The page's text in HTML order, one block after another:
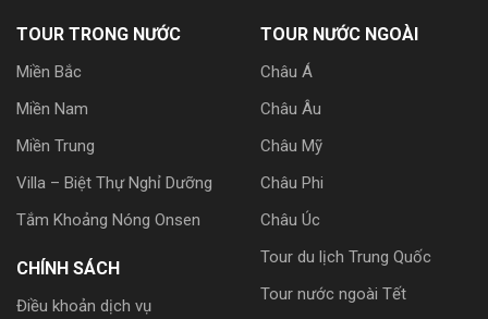
TOUR TRONG NƯỚC
Miền Bắc
Miền Nam
Miền Trung
Villa – Biệt Thự Nghỉ Dưỡng
Tắm Khoảng Nóng Onsen
CHÍNH SÁCH
Điều khoản dịch vụ
TOUR NƯỚC NGOÀI
Châu Á
Châu Âu
Châu Mỹ
Châu Phi
Châu Úc
Tour du lịch Trung Quốc
Tour nước ngoài Tết